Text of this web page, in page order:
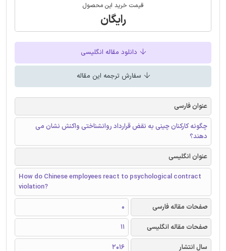
قیمت خرید این محصول
رایگان
دانلود مقاله انگلیسی
سفارش ترجمه این مقاله
عنوان فارسی
چگونه کارکنان چینی به نقض قرارداد روانشناختی واکنش نشان می
دهند؟
عنوان انگلیسی
How do Chinese employees react to psychological contract
violation?
صفحات مقاله فارسی
0
صفحات مقاله انگلیسی
11
سال انتشار
2016